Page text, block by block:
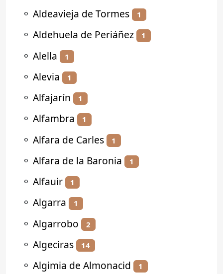
⚬ Aldeavieja de Tormes 1
⚬ Aldehuela de Periáñez 1
⚬ Alella 1
⚬ Alevia 1
⚬ Alfajarín 1
⚬ Alfambra 1
⚬ Alfara de Carles 1
⚬ Alfara de la Baronia 1
⚬ Alfauir 1
⚬ Algarra 1
⚬ Algarrobo 2
⚬ Algeciras 14
⚬ Algimia de Almonacid 1